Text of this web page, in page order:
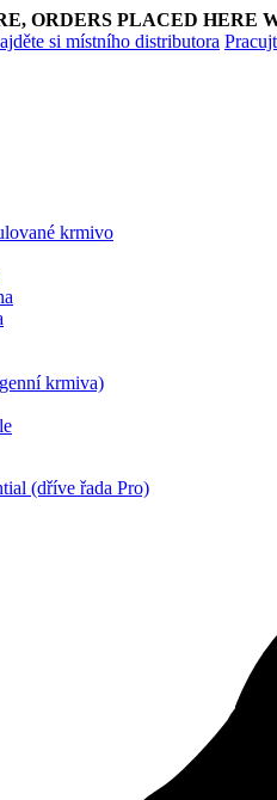
ORDERS PLACED HERE
si místního distributora
krmivo
krmiva)
(dříve řada Pro)